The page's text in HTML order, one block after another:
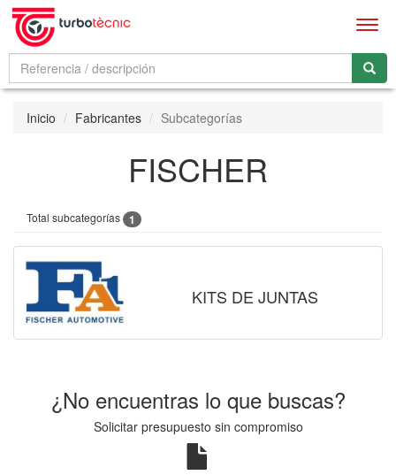
Inicio Fabricantes Subcategorías
FISCHER
Total subcategorías 1
KITS DE JUNTAS
¿No encuentras lo que buscas?
Solicitar presupuesto sin compromiso